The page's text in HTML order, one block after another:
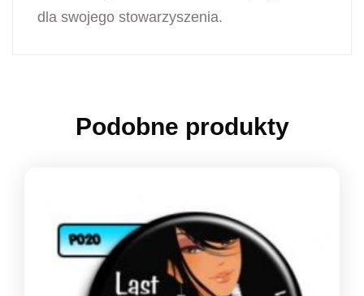
dla swojego stowarzyszenia.
Podobne produkty